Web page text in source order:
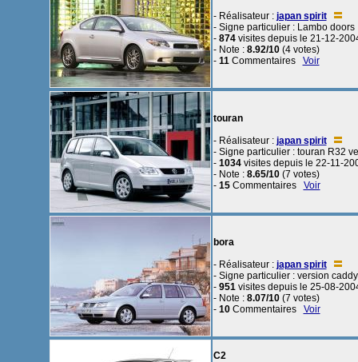
- Réalisateur : japan spirit
- Signe particulier : Lambo
- 874visites depuis le 21-12-
- Note : 8.92/10(4 votes)
- 11Commentaires Voir
touran
- Réalisateur : japan spirit
- Signe particulier : touran R32
- 1034visites depuis le 22-11-
- Note : 8.65/10(7 votes)
- 15Commentaires Voir
bora
- Réalisateur : japan spirit
- Signe particulier : version caddy
- 951visites depuis le 25-08-
- Note : 8.07/10(7 votes)
- 10Commentaires Voir
C2